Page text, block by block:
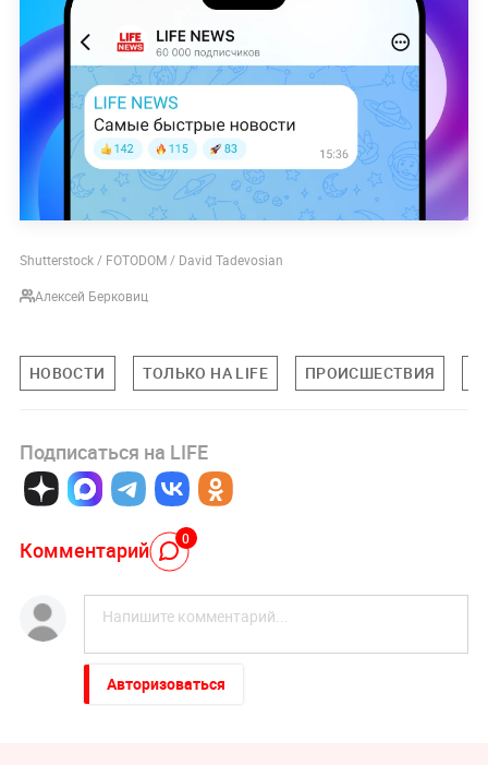
Shutterstock / FOTODOM / David Tadevosian
Алексей Берковиц
НОВОСТИ ТОЛЬКО НА LIFE ПРОИСШЕСТВИЯ
Подписаться на LIFE
Комментарий 0
Авторизоваться